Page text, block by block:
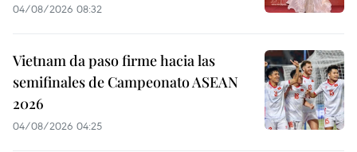
04/08/2026 08:32
Vietnam da paso firme hacia las
semifinales de Campeonato ASEAN
2026
04/08/2026 04:25